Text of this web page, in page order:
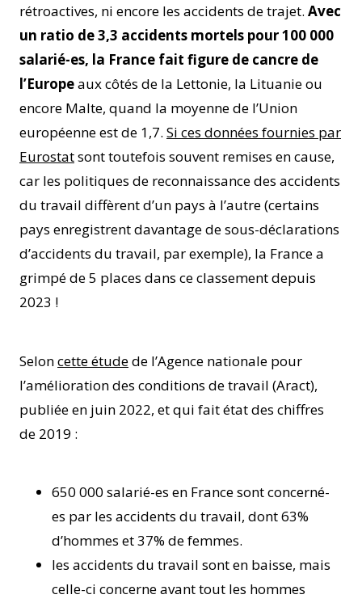
rétroactives, ni encore les accidents de trajet. Avec
un ratio de 3,3 accidents mortels pour 100 000
salarié-es, la France fait figure de cancre de
l’Europeaux côtés de la Lettonie, la Lituanie ou
encore Malte, quand la moyenne de l’Union
européenne est de 1,7. Si ces données fournies par
Eurostatsont toutefois souvent remises en cause,
car les politiques de reconnaissance des accidents
du travail diffèrent d’un pays à l’autre (certains
pays enregistrent davantage de sous-déclarations
d’accidents du travail, par exemple), la France a
grimpé de 5 places dans ce classement depuis
2023 !
Seloncette étudede l’Agence nationale pour
l’amélioration des conditions de travail (Aract),
publiée en juin 2022, et qui fait état des chiffres
de 2019 :
650 000 salarié-es en France sont concerné-
es par les accidents du travail, dont 63%
d’hommes et 37% de femmes.
les accidents du travail sont en baisse, mais
celle-ci concerne avant tout les hommes